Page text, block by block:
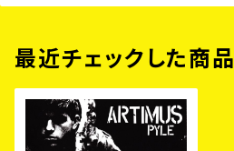
最近チェックした商品